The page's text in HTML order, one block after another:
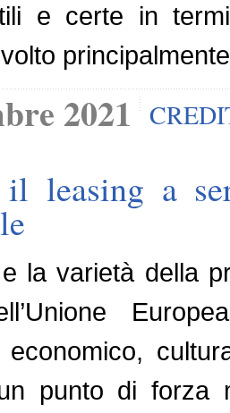
e certe in
2021
leasing a
la varietà della
economico,
punto di forza